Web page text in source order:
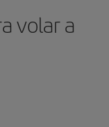
volar a